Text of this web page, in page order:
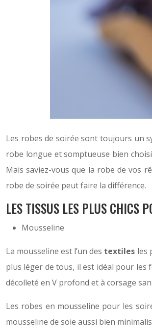
Les robes de soirée sont toujours un
robe longue et somptueuse bien
Mais saviez-vous que la robe de vos
robe de soirée peut faire la différence.
LES TISSUS LES PLUS CHICS
Mousseline
La mousseline est l’un des textiles les
plus léger de tous, il est idéal pour les
décolleté en V profond et à corsage
Les robes en mousseline pour les
mousseline de soie aussi bien